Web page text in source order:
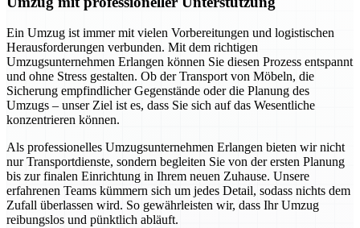
Ein Umzug ist immer mit vielen Vorbereitungen und logistischen
Herausforderungen verbunden. Mit dem richtigen
Umzugsunternehmen Erlangen können Sie diesen Prozess entspannt
und ohne Stress gestalten. Ob der Transport von Möbeln, die
Sicherung empfindlicher Gegenstände oder die Planung des
Umzugs – unser Ziel ist es, dass Sie sich auf das Wesentliche
konzentrieren können.
Als professionelles Umzugsunternehmen Erlangen bieten wir nicht
nur Transportdienste, sondern begleiten Sie von der ersten Planung
bis zur finalen Einrichtung in Ihrem neuen Zuhause. Unsere
erfahrenen Teams kümmern sich um jedes Detail, sodass nichts dem
Zufall überlassen wird. So gewährleisten wir, dass Ihr Umzug
reibungslos und pünktlich abläuft.